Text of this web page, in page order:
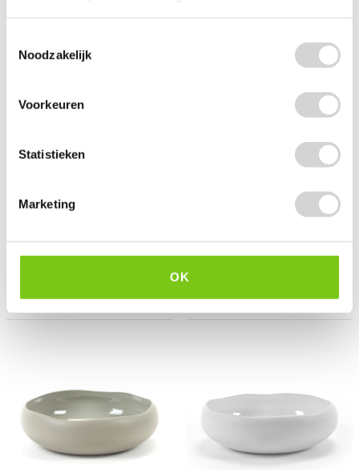
Noodzakelijk
Voorkeuren
Statistieken
Marketing
OK
M Taupe Ø26x8,5cm
61.00 36
30.25 EXCL. BTW
Op voorraad: direct leverbaar
61.00 36
30.25 EXCL. BTW